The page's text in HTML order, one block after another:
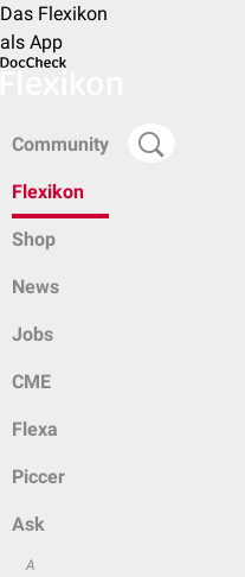
Das Flexikon
als App
Community
Flexikon
Shop
News
Jobs
CME
Flexa
Piccer
Ask
A